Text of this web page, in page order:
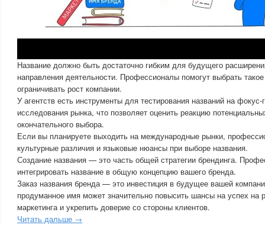
Название должно быть достаточно гибким для будущего
направления деятельности. Профессионалы помогут выбрать
ограничивать рост компании.
У агентств есть инструменты для тестирования названий на фокус-
исследования рынка, что позволяет оценить реакцию
окончательного выбора.
Если вы планируете выходить на международные рынки,
культурные различия и языковые нюансы при выборе названия.
Создание названия — это часть общей стратегии брендинга.
интегрировать название в общую концепцию вашего бренда.
Заказ названия бренда — это инвестиция в будущее вашей
продуманное имя может значительно повысить шансы на успех на
маркетинга и укрепить доверие со стороны клиентов.
Читать дальше →